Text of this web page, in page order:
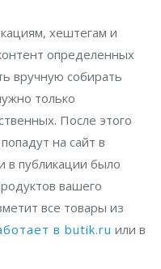
хештегам и
определенных
вручную собирать
только
После этого
на сайт в
в публикации было
вашего
все товары из
в butik.ru или в